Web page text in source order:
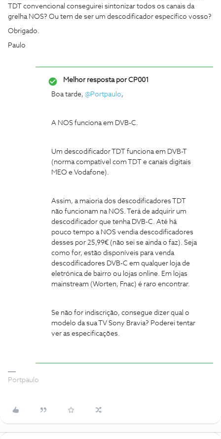
TDT convencional conseguirei sintonizar todos os canais da
grelha NOS? Ou tem de ser um descodificador específico vosso?
Obrigado.
Paulo
Melhor resposta porCP001
Boa tarde, @Portpaulo,
A NOS funciona em DVB-C.
Um descodificador TDT funciona em DVB-T
(norma compatível com TDT e canais digitais
MEO e Vodafone).
Assim, a maioria dos descodificadores TDT
não funcionam na NOS. Terá de adquirir um
descodificador que tenha DVB-C. Até há
pouco tempo a NOS vendia descodificadores
desses por 25,99€ (não sei se ainda o faz). Seja
como for, estão disponíveis para venda
descodificadores DVB-C em qualquer loja de
eletrónica de bairro ou lojas online. Em lojas
mainstream (Worten, Fnac) é raro encontrar.
Se não for indiscrição, consegue dizer qual o
modelo da sua TV Sony Bravia? Poderei tentar
ver as especificações.
Portpaulo